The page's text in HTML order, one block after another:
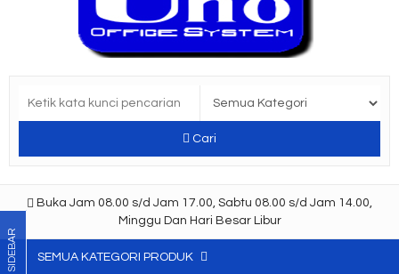
Cari
Buka Jam 08.00 s/d Jam 17.00, Sabtu 08.00 s/d Jam 14.00,
Minggu Dan Hari Besar Libur
SEMUA KATEGORI PRODUK
SIDEBAR